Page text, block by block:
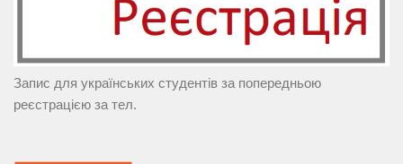
Запис для українських студентів за попередньою
реєстрацією за тел.